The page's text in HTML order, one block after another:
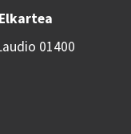
01400